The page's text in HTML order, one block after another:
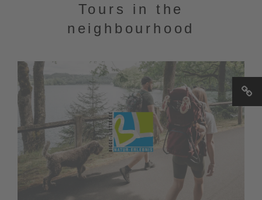
Tours in the
neighbourhood